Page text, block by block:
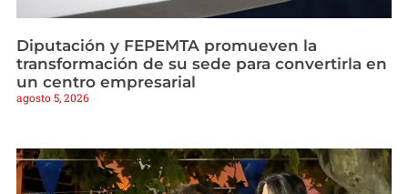
Diputación y FEPEMTA promueven la
transformación de su sede para convertirla en
un centro empresarial
agosto 5, 2026